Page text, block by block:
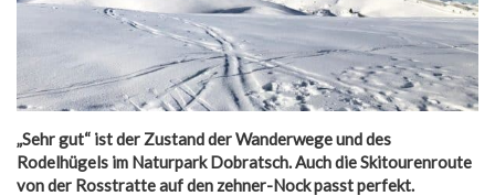
„Sehr gut“ ist der Zustand der Wanderwege und des
Rodelhügels im Naturpark Dobratsch. Auch die Skitourenroute
von der Rosstratte auf den zehner-Nock passt perfekt.